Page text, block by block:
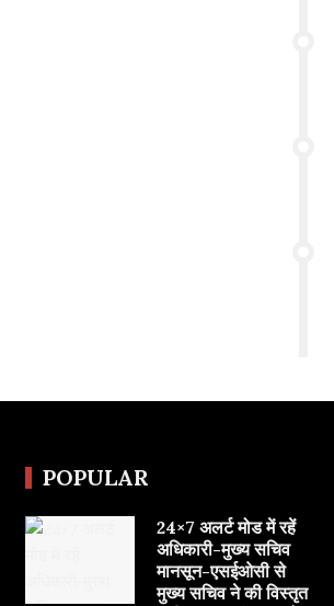
POPULAR
24×7 अलर्ट मोड में रहें
अधिकारी-मुख्य सचिव
मानसून-एसईओसी से
मुख्य सचिव ने की विस्तृत